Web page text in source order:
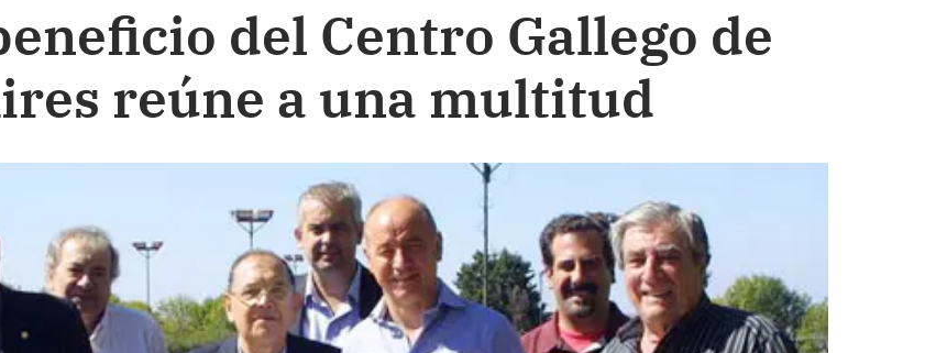
del Centro Gallego de
reúne a una multitud